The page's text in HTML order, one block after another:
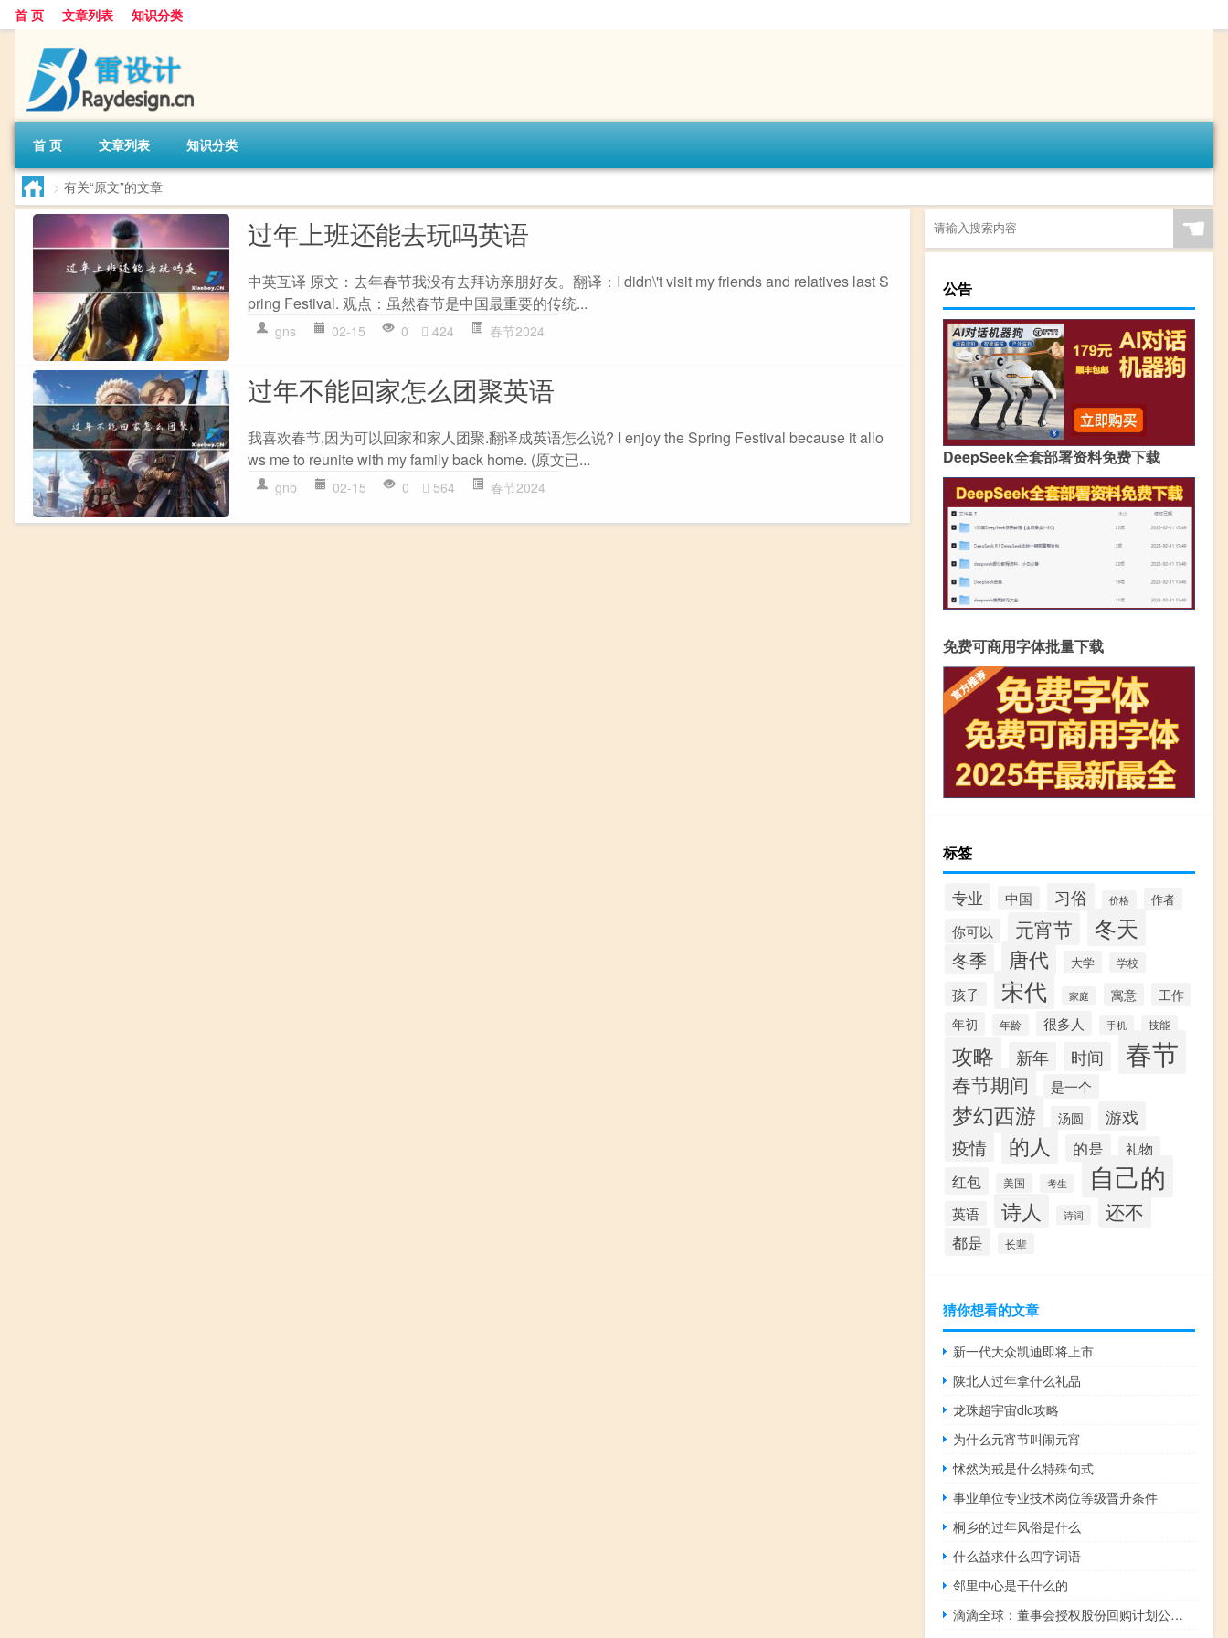
首 页 文章列表 知识分类
首 页 文章列表 知识分类
> 有关“原文”的文章
过年上班还能去玩吗英语
中英互译 原文：去年春节我没有去拜访亲朋好友。翻译：I didn\'t visit my friends and relatives last S
pring Festival. 观点：虽然春节是中国最重要的传统...
gns 02-15 0 424 春节2024
过年不能回家怎么团聚英语
我喜欢春节,因为可以回家和家人团聚.翻译成英语怎么说? I enjoy the Spring Festival because it allo
ws me to reunite with my family back home. (原文已...
gnb 02-15 0 564 春节2024
☚
公告
DeepSeek全套部署资料免费下载
免费可商用字体批量下载
标签
专业 中国 习俗 价格 作者
你可以 元宵节 冬天
冬季 唐代 大学 学校
孩子 宋代 家庭 寓意
工作
年初
年龄 很多人 手机 技能
攻略 新年 时间 春节
春节期间 是一个
梦幻西游 汤圆 游戏
疫情 的人 的是 礼物
红包 美国 考生 自己的
英语 诗人 诗词 还不
都是 长辈
猜你想看的文章
新一代大众凯迪即将上市
陕北人过年拿什么礼品
龙珠超宇宙dlc攻略
为什么元宵节叫闹元宵
怵然为戒是什么特殊句式
事业单位专业技术岗位等级晋升条件
桐乡的过年风俗是什么
什么益求什么四字词语
邻里中心是干什么的
滴滴全球：董事会授权股份回购计划公司可在未来24个月内回购高达10亿美元的股份